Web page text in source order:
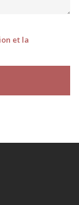
et la